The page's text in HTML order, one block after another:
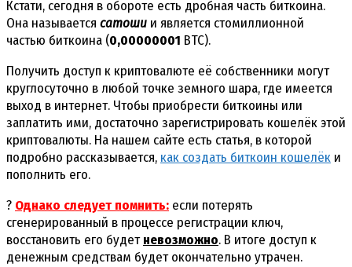
Кстати, сегодня в обороте есть дробная часть биткоина.
Она называется сатоши и является стомиллионной
частью биткоина (0,00000001 BTC).
Получить доступ к криптовалюте её собственники могут
круглосуточно в любой точке земного шара, где имеется
выход в интернет. Чтобы приобрести биткоины или
заплатить ими, достаточно зарегистрировать кошелёк этой
криптовалюты. На нашем сайте есть статья, в которой
подробно рассказывается, как создать биткоин кошелёк и
пополнить его.
? Однако следует помнить: если потерять
сгенерированный в процессе регистрации ключ,
восстановить его будетневозможно. В итоге доступ к
денежным средствам будет окончательно утрачен.